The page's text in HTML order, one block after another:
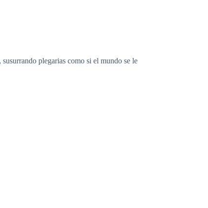
plegarias como si el mundo se le